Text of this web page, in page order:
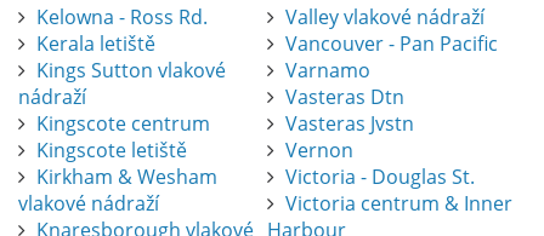
Kelowna - Ross Rd.
Kerala letiště
Kings Sutton vlakové
nádraží
Kingscote centrum
Kingscote letiště
Kirkham & Wesham
vlakové nádraží
Knaresborough vlakové
Valley vlakové nádraží
Vancouver - Pan Pacific
Varnamo
Vasteras Dtn
Vasteras Jvstn
Vernon
Victoria - Douglas St.
Victoria centrum & Inner
Harbour